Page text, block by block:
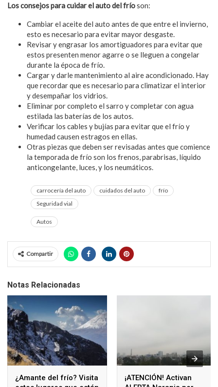
Los consejos para cuidar el auto del fríoson:
Cambiar el aceite del auto antes de que entre el invierno,
esto es necesario para evitar mayor desgaste.
Revisar y engrasar los amortiguadores para evitar que
estos presenten menor agarre o se lleguen a congelar
durante la época de frío.
Cargar y darle mantenimiento al aire acondicionado. Hay
que recordar que es necesario para climatizar el interior
y desempañar los vidrios.
Eliminar por completo el sarro y completar con agua
estilada las baterías de los autos.
Verificar los cables y bujías para evitar que el frío y
humedad causen estragos en ellas.
Otras piezas que deben ser revisadas antes que comience
la temporada de frío son los frenos, parabrisas, líquido
anticongelante, luces, y los neumáticos.
carrocería del auto cuidados del auto
frío
Seguridad vial
Autos
Compartir
Notas Relacionadas
¿Amante del frío? Visita
¡ATENCIÓN! Activan